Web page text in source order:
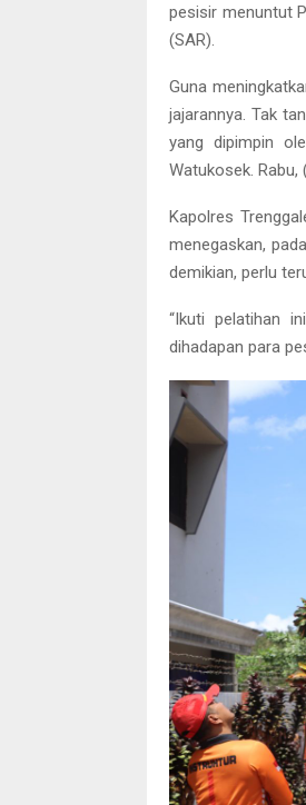
pesisir menuntut
(SAR).
Guna
jajarannya. Tak
yang dipimpin
Watukosek. Rabu,
Kapolres
menegaskan,
demikian, perlu
“Ikuti pelatihan
dihadapan para